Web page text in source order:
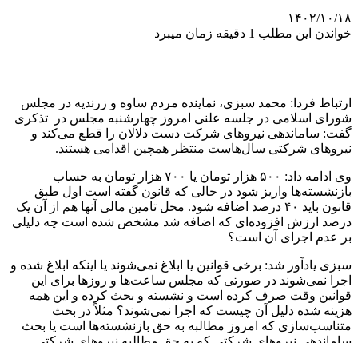
۱۴۰۲/۱۰/۱۸
خواندن این مطلب 1 دقیقه زمان میبرد
ارتباط فردا: محمد سبزی، نماینده مردم ساوه و زرندیه در مجلس
شورای اسلامی در جلسه علنی امروز چهارشنبه مجلس در تذکری
گفت: ساماندهی نیروهای شرکت دست دلالان را قطع می‌کند و
نیروهای شرکتی سال‌هاست منتظر همچین اقدامی هستند.
وی ادامه داد: ۵۰۰ هزار تومان یا ۷۰۰ هزار تومان به حساب
بازنشسته‌ها واریز شود در حالی که قانون گفته است اول طبق
قانون باید ۴۰ درصد اضافه شود. محل تامین مالی آنها هم از آن یک
درصد ارزش افزوده‌ای که اضافه شد مشخص شده است چه دلیلی
بر عدم اجرای آن است؟
سبزی یادآور شد: برخی قوانین یا ابلاغ نمی‌شوند یا اینکه ابلاغ شده و
اجرا نمی‌شوند در صورتی که مجلس ساعت‌ها و روزها برای این
قوانین وقت صرف کرده است و نشسته و بحث کرده و این همه
هزینه شده دلیل آن چیست که اجرا نمی‌شوند؟ مثلاً در بحث
متناسب‌سازی که امروز مطالبه به حق بازنشسته‌ها است یا بحث